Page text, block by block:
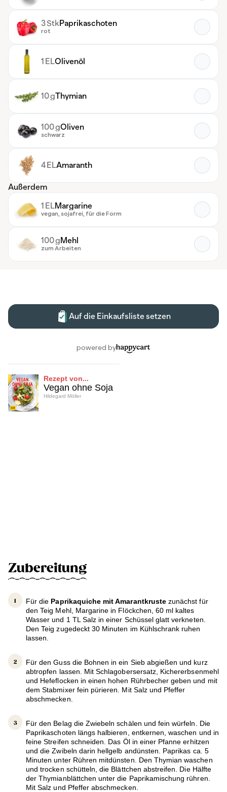
Rezept von...
Vegan ohne Soja
Hildegard Möller
Zubereitung
Für die Paprikaquiche mit Amarantkrustezunächst für
den Teig Mehl, Margarine in Flöckchen, 60 ml kaltes
Wasser und 1 TL Salz in einer Schüssel glatt verkneten.
Den Teig zugedeckt 30 Minuten im Kühlschrank ruhen
lassen.
Für den Guss die Bohnen in ein Sieb abgießen und kurz
abtropfen lassen. Mit Schlagobersersatz, Kichererbsenmehl
und Hefeflocken in einen hohen Rührbecher geben und mit
dem Stabmixer fein pürieren. Mit Salz und Pfeffer
abschmecken.
Für den Belag die Zwiebeln schälen und fein würfeln. Die
Paprikaschoten längs halbieren, entkernen, waschen und in
feine Streifen schneiden. Das Öl in einer Pfanne erhitzen
und die Zwibeln darin hellgelb andünsten. Paprikas ca. 5
Minuten unter Rühren mitdünsten. Den Thymian waschen
und trocken schütteln, die Blättchen abstreifen. Die Hälfte
der Thymianblättchen unter die Paprikamischung rühren.
Mit Salz und Pfeffer abschmecken.